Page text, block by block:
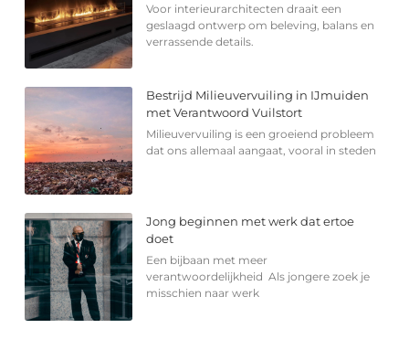
Voor interieurarchitecten draait een
geslaagd ontwerp om beleving, balans en
verrassende details.
Bestrijd Milieuvervuiling in IJmuiden
met Verantwoord Vuilstort
Milieuvervuiling is een groeiend probleem
dat ons allemaal aangaat, vooral in steden
Jong beginnen met werk dat ertoe
doet
Een bijbaan met meer
verantwoordelijkheid Als jongere zoek je
misschien naar werk